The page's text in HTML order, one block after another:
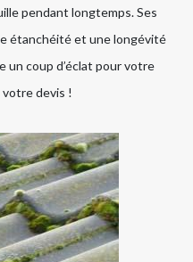
pendant longtemps. Ses
étanchéité et une longévité
un coup d’éclat pour votre
devis !